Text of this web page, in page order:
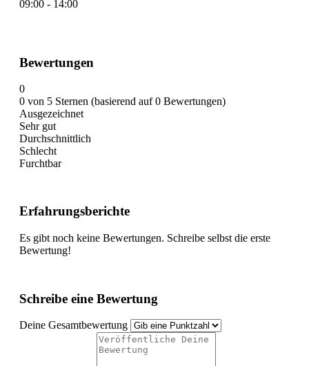
09:00 - 14:00
Bewertungen
0
0 von 5 Sternen (basierend auf 0 Bewertungen)
Ausgezeichnet
Sehr gut
Durchschnittlich
Schlecht
Furchtbar
Erfahrungsberichte
Es gibt noch keine Bewertungen. Schreibe selbst die erste
Bewertung!
Schreibe eine Bewertung
Deine Gesamtbewertung